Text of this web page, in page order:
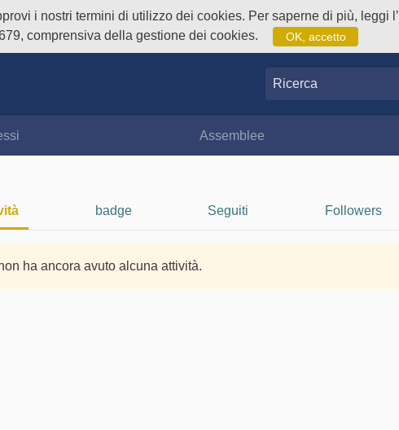
i nostri termini di utilizzo dei cookies. Per saperne di più, leggi l’
comprensiva della gestione dei cookies.
OK, accetto
Ricerca
Assemblee
badge Seguiti Followers
ha ancora avuto alcuna attività.